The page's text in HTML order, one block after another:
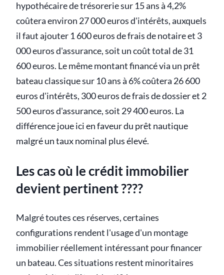
hypothécaire de trésorerie sur 15 ans à 4,2%
coûtera environ 27 000 euros d'intérêts, auxquels
il faut ajouter 1 600 euros de frais de notaire et 3
000 euros d'assurance, soit un coût total de 31
600 euros. Le même montant financé via un prêt
bateau classique sur 10 ans à 6% coûtera 26 600
euros d'intérêts, 300 euros de frais de dossier et 2
500 euros d'assurance, soit 29 400 euros. La
différence joue ici en faveur du prêt nautique
malgré un taux nominal plus élevé.
Les cas où le crédit immobilier
devient pertinent ????
Malgré toutes ces réserves, certaines
configurations rendent l'usage d'un montage
immobilier réellement intéressant pour financer
un bateau. Ces situations restent minoritaires